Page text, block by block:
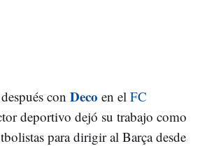
con Deco en el FC
deportivo dejó su trabajo como
para dirigir al Barça desde